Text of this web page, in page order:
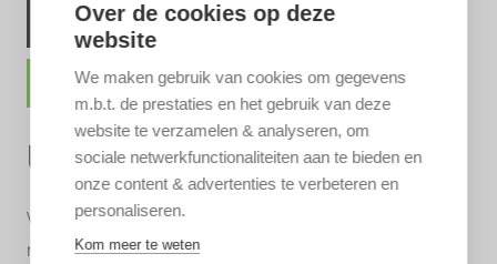
VRAAG STELLEN
REISVOORSTEL
UNTAMED INSPIRATIE
Vul uw e-mailadres in om u in te schrijven voor de
nieuwsbrief (zieprivacyverklaring
Over de cookies op deze
website
We maken gebruik van cookies om gegevens
m.b.t. de prestaties en het gebruik van deze
website te verzamelen & analyseren, om
sociale netwerkfunctionaliteiten aan te bieden en
onze content & advertenties te verbeteren en
personaliseren.
Kom meer te weten